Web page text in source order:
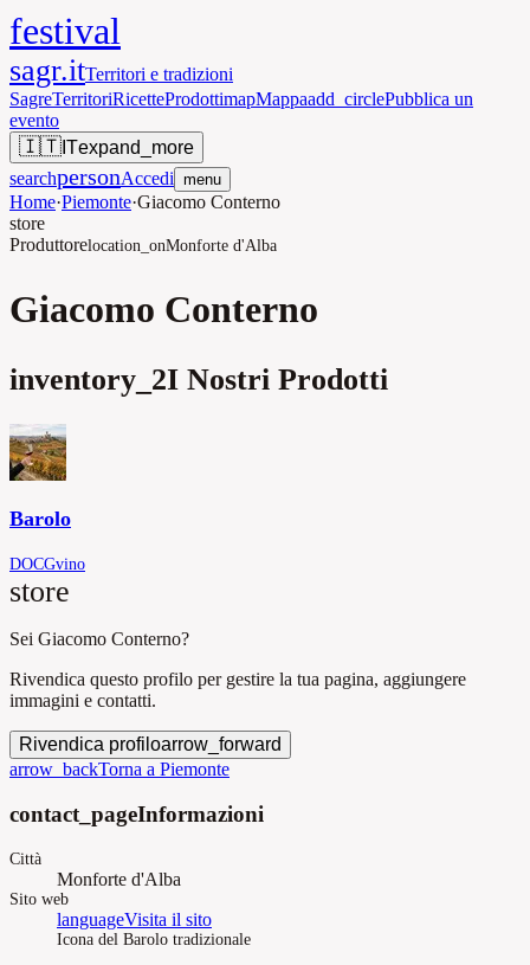
festival
sagr.itTerritori e tradizioni
SagreTerritoriRicetteProdottimapMappaadd_circlePubblica un
evento
🇮🇹 ITexpand_more
searchpersonAccedi menu
Home·Piemonte·Giacomo Conterno
store
Produttorelocation_onMonforte d'Alba
Giacomo Conterno
inventory_2I Nostri Prodotti
Barolo
DOCGvino
store
Sei Giacomo Conterno?
Rivendica questo profilo per gestire la tua pagina, aggiungere
immagini e contatti.
Rivendica profiloarrow_forward
arrow_backTorna a Piemonte
contact_pageInformazioni
Città
Monforte d'Alba
Sito web
languageVisita il sito
Icona del Barolo tradizionale